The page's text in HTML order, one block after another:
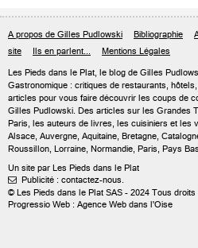
A propos de Gilles Pudlowski Bibliographie
site
Ils en parlent... Mentions Légales
Les Pieds dans le Plat, le blog de Gilles
Gastronomique : critiques de restaurants,
articles pour vous faire découvrir les coups de
Gilles Pudlowski. Des articles sur les Grandes
Paris, les auteurs de livres, les cuisiniers et les
Alsace, Auvergne, Aquitaine, Bretagne,
Roussillon, Lorraine, Normandie, Paris, Pays
Un site par Les Pieds dans le Plat
 Publicité : contactez-nous.
© Les Pieds dans le Plat SAS - 2024 Tous
Progressio Web : Agence Web dans l'Oise